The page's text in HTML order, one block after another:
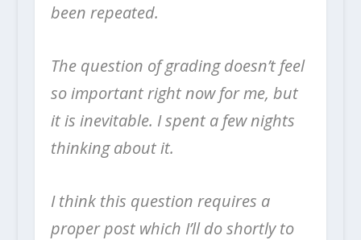
been repeated.
The question of grading doesn’t feel
so important right now for me, but
it is inevitable. I spent a few nights
thinking about it.
I think this question requires a
proper post which I’ll do shortly to